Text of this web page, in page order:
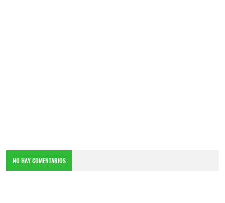
NO HAY COMENTARIOS